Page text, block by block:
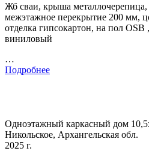
Жб сваи, крыша металлочерепица,
межэтажное перекрытие 200 мм,
отделка гипсокартон, на пол
виниловый
…
Подробнее
Одноэтажный каркасный дом
Никольское, Архангельская обл.
2025 г.